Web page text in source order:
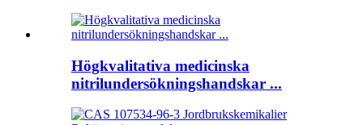
Högkvalitativa medicinska
nitrilundersökningshandskar ...